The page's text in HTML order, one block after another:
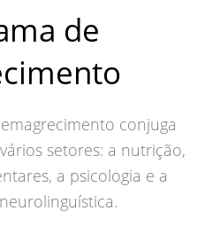
de
conjuga
setores: a nutrição,
a psicologia e a